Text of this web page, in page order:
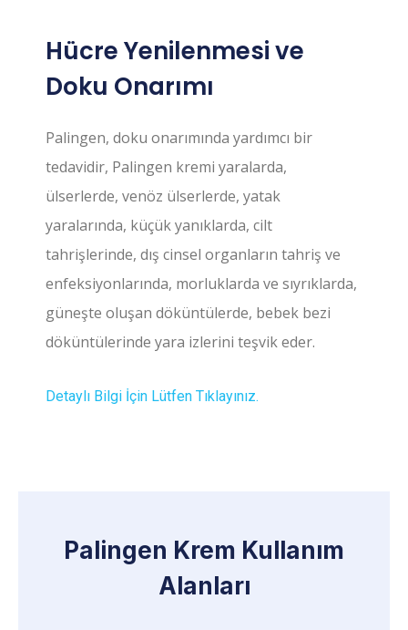
Hücre Yenilenmesi ve
Doku Onarımı
Palingen, doku onarımında yardımcı bir
tedavidir, Palingen kremi yaralarda,
ülserlerde, venöz ülserlerde, yatak
yaralarında, küçük yanıklarda, cilt
tahrişlerinde, dış cinsel organların tahriş ve
enfeksiyonlarında, morluklarda ve sıyrıklarda,
güneşte oluşan döküntülerde, bebek bezi
döküntülerinde yara izlerini teşvik eder.
Detaylı Bilgi İçin Lütfen Tıklayınız.
Palingen Krem Kullanım
Alanları